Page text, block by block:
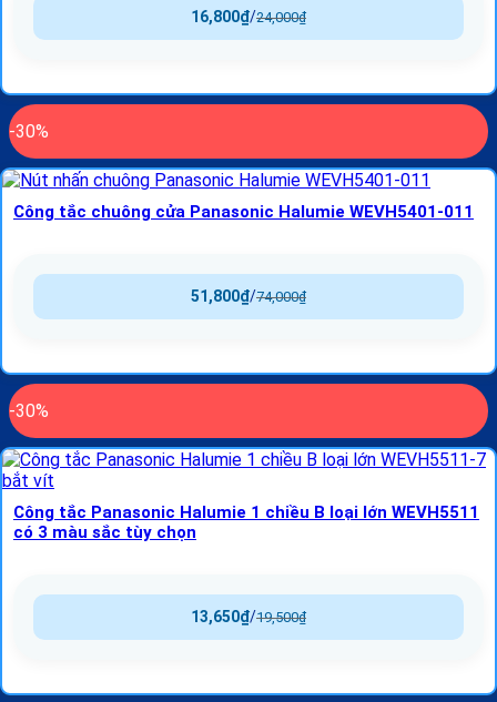
24,000₫
/
16,800₫
-30%
Công tắc chuông cửa Panasonic Halumie WEVH5401-011
74,000₫
/
51,800₫
-30%
Công tắc Panasonic Halumie 1 chiều B loại lớn WEVH5511
có 3 màu sắc tùy chọn
19,500₫
/
13,650₫